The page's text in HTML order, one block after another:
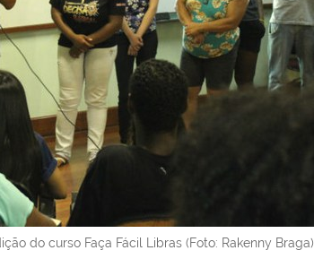
do curso Faça Fácil Libras (Foto: Rakenny Braga)